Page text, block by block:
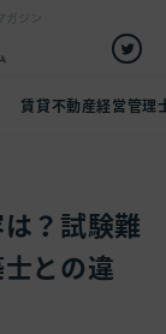
ジン
賃貸不動産経営管理
？試験難
との違